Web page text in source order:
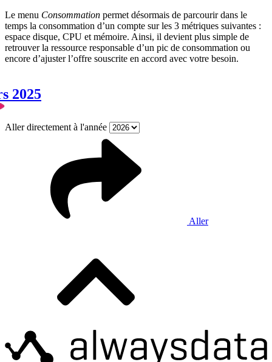
Le menu Consommation permet désormais de parcourir dans le
temps la consommation d’un compte sur les 3 métriques suivantes :
espace disque, CPU et mémoire. Ainsi, il devient plus simple de
retrouver la ressource responsable d’un pic de consommation ou
encore d’ajuster l’offre souscrite en accord avec votre besoin.
2025
Aller directement à l'année
Aller